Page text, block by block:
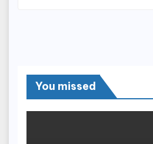
You missed